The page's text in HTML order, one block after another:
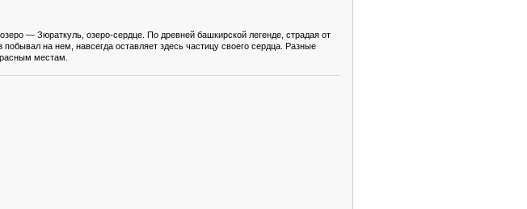
— Зюраткуль, озеро-сердце. По древней башкирской легенде, страдая от
на нем, навсегда оставляет здесь частицу своего сердца. Разные
местам.